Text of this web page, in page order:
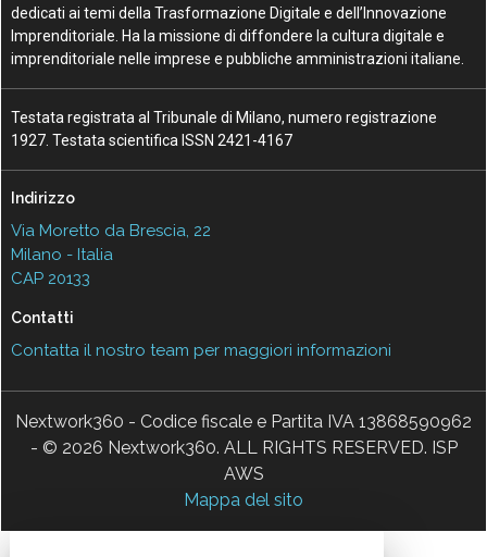
dedicati ai temi della Trasformazione Digitale e dell’Innovazione
Imprenditoriale. Ha la missione di diffondere la cultura digitale e
imprenditoriale nelle imprese e pubbliche amministrazioni italiane.
Testata registrata al Tribunale di Milano, numero registrazione
1927. Testata scientifica ISSN 2421-4167
Indirizzo
Via Moretto da Brescia, 22
Milano - Italia
CAP 20133
Contatti
Contatta il nostro team per maggiori informazioni
Nextwork360 - Codice fiscale e Partita IVA 13868590962
- © 2026 Nextwork360. ALL RIGHTS RESERVED. ISP
AWS
Mappa del sito